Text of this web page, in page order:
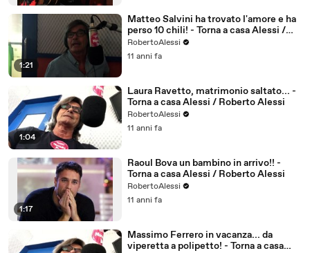
1:21
Matteo Salvini ha trovato l'amore e ha
perso 10 chili! - Torna a casa Alessi /
Roberto Alessi
RobertoAlessi
11 anni fa
1:04
Laura Ravetto, matrimonio saltato... -
Torna a casa Alessi / Roberto Alessi
RobertoAlessi
11 anni fa
1:17
Raoul Bova un bambino in arrivo!! -
Torna a casa Alessi / Roberto Alessi
RobertoAlessi
11 anni fa
Massimo Ferrero in vacanza... da
viperetta a polipetto! - Torna a casa